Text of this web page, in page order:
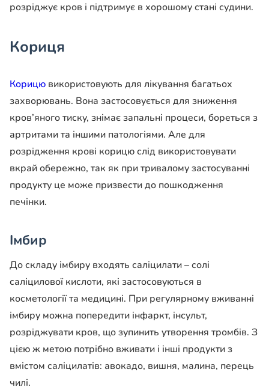
розріджує кров і підтримує в хорошому стані судини.
Кориця
Корицю використовують для лікування багатьох
захворювань. Вона застосовується для зниження
кров’яного тиску, знімає запальні процеси, бореться з
артритами та іншими патологіями. Але для
розрідження крові корицю слід використовувати
вкрай обережно, так як при тривалому застосуванні
продукту це може призвести до пошкодження
печінки.
Імбир
До складу імбиру входять саліцилати – солі
саліцилової кислоти, які застосовуються в
косметології та медицині. При регулярному вживанні
імбиру можна попередити інфаркт, інсульт,
розріджувати кров, що зупинить утворення тромбів. З
цією ж метою потрібно вживати і інші продукти з
вмістом саліцилатів: авокадо, вишня, малина, перець
чилі.